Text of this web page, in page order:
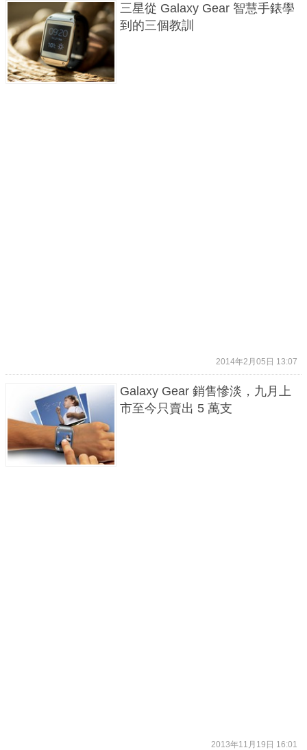
三星從 Galaxy Gear 智慧手錶學
到的三個教訓
2014年2月05日 13:07
Galaxy Gear 銷售慘淡，九月上
市至今只賣出 5 萬支
2013年11月19日 16:01